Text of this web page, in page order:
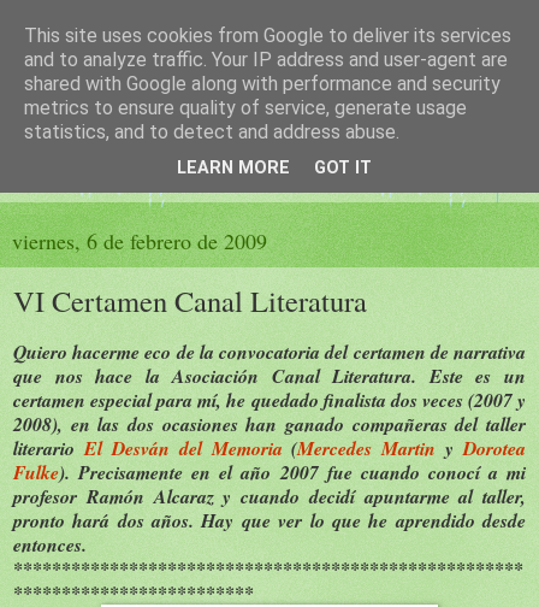
El sueño de las palabras
PÁGINA LITERARIA DE FELISA MORENO
viernes, 6 de febrero de 2009
VI Certamen Canal Literatura
Quiero hacerme eco de la convocatoria del certamen de narrativa
que nos hace la Asociación Canal Literatura. Este es un
certamen especial para mí, he quedado finalista dos veces (2007 y
2008), en las dos ocasiones han ganado compañeras del taller
literarioEl Desván del Memoria(Mercedes MartinyDorotea
Fulke). Precisamente en el año 2007 fue cuando conocí a mi
profesor Ramón Alcaraz y cuando decidí apuntarme al taller,
pronto hará dos años. Hay que ver lo que he aprendido desde
entonces.
*****************************************************
*************************
This site uses cookies from Google to deliver its services
and to analyze traffic. Your IP address and user-agent are
shared with Google along with performance and security
metrics to ensure quality of service, generate usage
statistics, and to detect and address abuse.
LEARN MORE GOT IT